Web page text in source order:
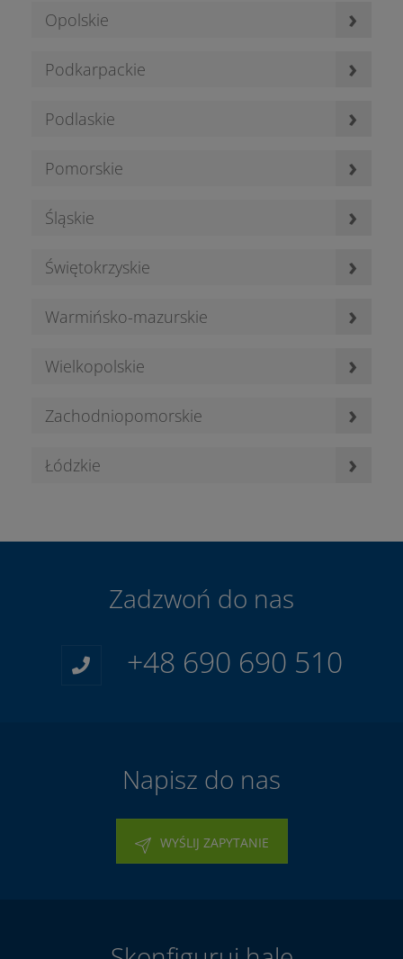
Opolskie ›
Podkarpackie ›
Podlaskie ›
Pomorskie ›
Śląskie ›
Świętokrzyskie ›
Warmińsko-mazurskie ›
Wielkopolskie ›
Zachodniopomorskie ›
Łódzkie ›
Zadzwoń do nas
+48 690 690 510
Napisz do nas
WYŚLIJ ZAPYTANIE